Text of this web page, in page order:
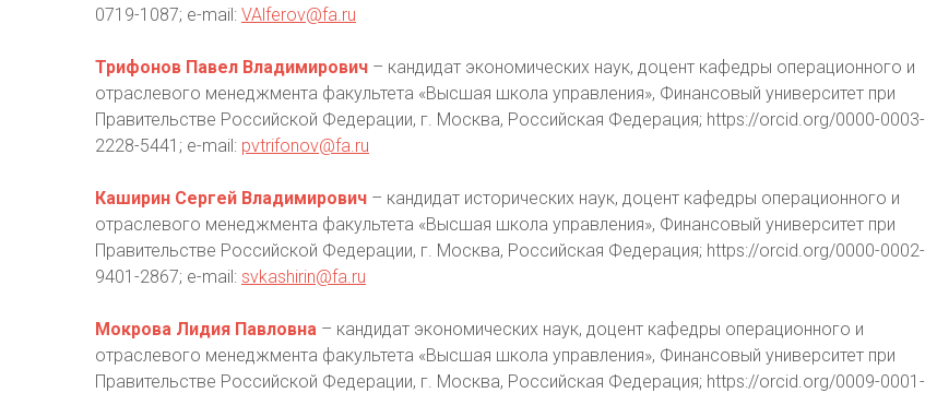
0719-1087; e-mail: VAlferov@fa.ru
Трифонов Павел Владимирович – кандидат экономических наук, доцент кафедры операционного и
отраслевого менеджмента факультета «Высшая школа управления», Финансовый университет при
Правительстве Российской Федерации, г. Москва, Российская Федерация; https://orcid.org/0000-0003-
2228-5441; e-mail: pvtrifonov@fa.ru
Каширин Сергей Владимирович – кандидат исторических наук, доцент кафедры операционного и
отраслевого менеджмента факультета «Высшая школа управления», Финансовый университет при
Правительстве Российской Федерации, г. Москва, Российская Федерация; https://orcid.org/0000-0002-
9401-2867; e-mail: svkashirin@fa.ru
Мокрова Лидия Павловна – кандидат экономических наук, доцент кафедры операционного и
отраслевого менеджмента факультета «Высшая школа управления», Финансовый университет при
Правительстве Российской Федерации, г. Москва, Российская Федерация; https://orcid.org/0009-0001-